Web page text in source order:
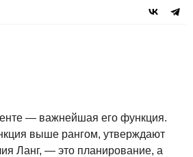
— важнейшая его функция.
выше рангом, утверждают
Ланг, — это планирование, а